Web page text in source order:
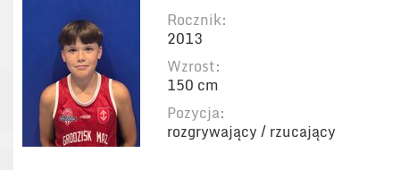
Rocznik:
2013
Wzrost:
150 cm
Pozycja:
rozgrywający / rzucający